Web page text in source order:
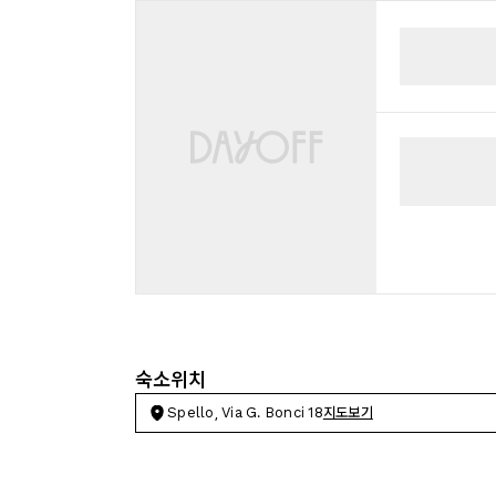
숙소위치
Spello, Via G. Bonci 18지도보기